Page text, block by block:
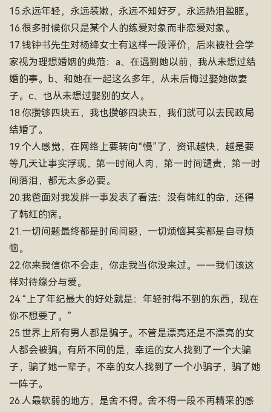
15.永远年轻，永远装嫩，永远不知好歹，永远热泪盈眶。
16.很多时候你只是某个人的练爱对象而非恋爱对象。
17.钱钟书先生对杨绛女士有这样一段评价，后来被社会学
家视为理想婚姻的典范：a、在遇到她以前，我从未想过结
婚的事。b、和她在一起这么多年，从未后悔过娶她做妻
子。c、也从未想过娶别的女人。
18.你攒够四块五，我也攒够四块五，我们就可以去民政局
结婚了。
19.个人感觉，在网络上要转向“慢”了，资讯越快，越是要
等几天让事实浮现，第一时间人肉，第一时间谴责，第一时
间落泪，都无太多必要。
20.我爸面对我发胖一事发表了看法：没有韩红的命，还得
了韩红的病。
21.一切问题最终都是时间问题，一切烦恼其实都是自寻烦
恼。
22.你来我信你不会走，你走我当你没来过。——我们该这
样对待缘分与爱。
24.“上了年纪最大的好处就是：年轻时得不到的东西，现在
你不想要了。”
25.世界上所有男人都是骗子。不管是漂亮还是不漂亮的女
人都会被骗。有所不同的是，幸运的女人找到了一个大骗
子，骗了她一辈子。不幸的女人找到了一个小骗子，骗了她
一阵子。
26.人最软弱的地方，是舍不得。舍不得一段不再精采的感